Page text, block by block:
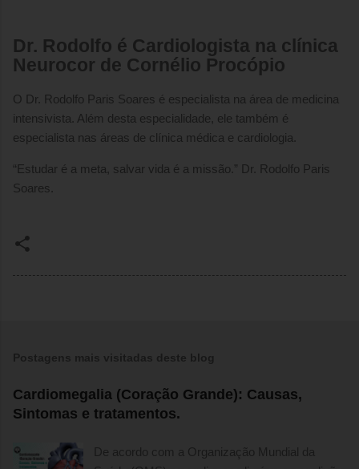
Dr. Rodolfo é Cardiologista na clínica
Neurocor de Cornélio Procópio
O Dr. Rodolfo Paris Soares é especialista na área de medicina
intensivista. Além desta especialidade, ele também é
especialista nas áreas de clínica médica e cardiologia.
“Estudar é a meta, salvar vida é a missão.” Dr. Rodolfo Paris
Soares.
Postagens mais visitadas deste blog
Cardiomegalia (Coração Grande): Causas,
Sintomas e tratamentos.
De acordo com a Organização Mundial da